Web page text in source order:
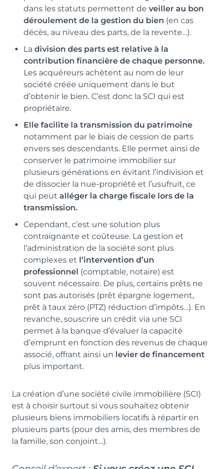
dans les statuts permettent de veiller au bon
déroulement de la gestion du bien (en cas
décès, au niveau des parts, de la revente…).
La division des parts est relative à la
contribution financière de chaque personne.
Les acquéreurs achètent au nom de leur
société créée uniquement dans le but
d’obtenir le bien. C’est donc la SCI qui est
propriétaire.
Elle facilite la transmission du patrimoine
notamment par le biais de cession de parts
envers ses descendants. Elle permet ainsi de
conserver le patrimoine immobilier sur
plusieurs générations en évitant l’indivision et
de dissocier la nue-propriété et l’usufruit, ce
qui peut alléger la charge fiscale lors de la
transmission.
Cependant, c’est une solution plus
contraignante et coûteuse. La gestion et
l’administration de la société sont plus
complexes et l’intervention d’un
professionnel (comptable, notaire) est
souvent nécessaire. De plus, certains prêts ne
sont pas autorisés (prêt épargne logement,
prêt à taux zéro (PTZ) réduction d’impôts…). En
revanche, souscrire un crédit via une SCI
permet à la banque d’évaluer la capacité
d’emprunt en fonction des revenus de chaque
associé, offrant ainsi un levier de financement
plus important.
La création d’une société civile immobilière (SCI)
est à choisir surtout si vous souhaitez obtenir
plusieurs biens immobiliers locatifs à répartir en
plusieurs parts (pour des amis, des membres de
la famille, son conjoint…).